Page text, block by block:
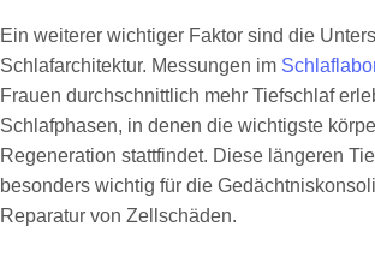
Ein weiterer wichtiger Faktor sind die
Schlafarchitektur. Messungen im
Frauen durchschnittlich mehr Tiefschlaf
Schlafphasen, in denen die wichtigste
Regeneration stattfindet. Diese längeren
besonders wichtig für die
Reparatur von Zellschäden.